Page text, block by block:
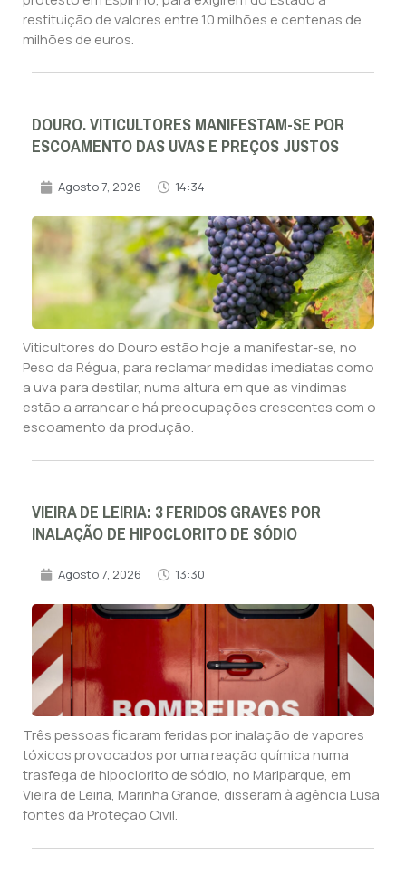
restituição de valores entre 10 milhões e centenas de
milhões de euros.
DOURO. VITICULTORES MANIFESTAM-SE POR
ESCOAMENTO DAS UVAS E PREÇOS JUSTOS
Agosto 7, 2026 14:34
Viticultores do Douro estão hoje a manifestar-se, no
Peso da Régua, para reclamar medidas imediatas como
a uva para destilar, numa altura em que as vindimas
estão a arrancar e há preocupações crescentes com o
escoamento da produção.
VIEIRA DE LEIRIA: 3 FERIDOS GRAVES POR
INALAÇÃO DE HIPOCLORITO DE SÓDIO
Agosto 7, 2026 13:30
Três pessoas ficaram feridas por inalação de vapores
tóxicos provocados por uma reação química numa
trasfega de hipoclorito de sódio, no Mariparque, em
Vieira de Leiria, Marinha Grande, disseram à agência Lusa
fontes da Proteção Civil.